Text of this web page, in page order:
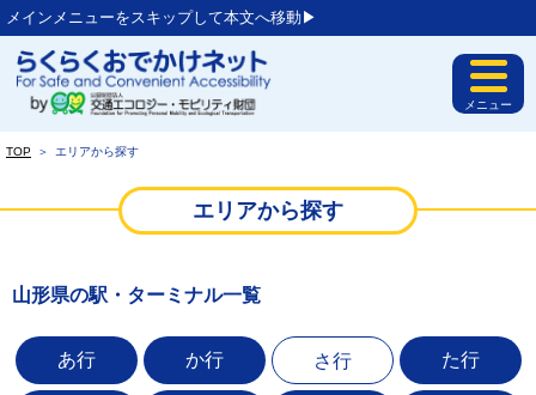
メインメニューをスキップして本文へ移動▶︎
メニュー
TOP ＞ エリアから探す
エリアから探す
山形県の駅・ターミナル一覧
あ行 か行 さ行 た行